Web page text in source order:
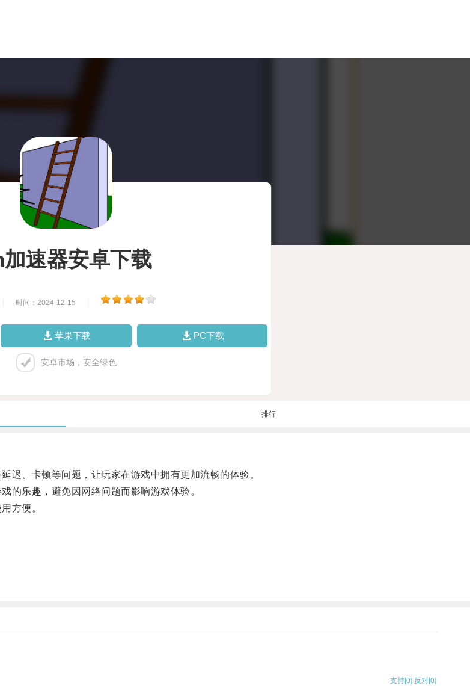
速器安卓下载
时间：2024-12-15
苹果下载 PC下载
安卓市场，安全绿色
排行
、卡顿等问题，让玩家在游戏中拥有更加流畅的体验。
乐趣，避免因网络问题而影响游戏体验。
方便。
支持[0] 反对[0]